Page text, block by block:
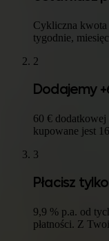
Cykliczna
tygodnie,
2
Dodajemy
60 €
kupowane jest
3
Płacisz
9,9 % p.a. od
płatności. Z